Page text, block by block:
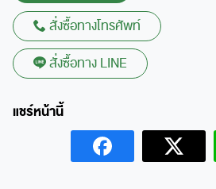
สั่งซื้อทางโทรศัพท์
สั่งซื้อทาง LINE